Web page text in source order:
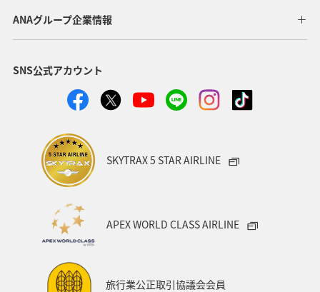
マイルを使う 九州地方 マイルを貯める
タチウオ アオリイカ
ANAグループ企業情報
SNS公式アカウント
SKYTRAX 5 STAR AIRLINE
APEX WORLD CLASS AIRLINE
旅行業公正取引協議会会員